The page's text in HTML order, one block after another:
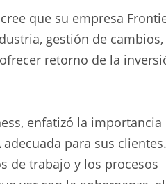
que su empresa
gestión de cambios,
retorno de la
enfatizó la importancia
para sus
de trabajo y los procesos